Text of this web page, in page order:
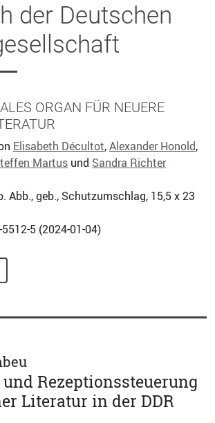
der Deutschen
ORGAN FÜR NEUERE
Elisabeth Décultot,Alexander Honold,
Martus und Sandra Richter
Abb., geb., Schutzumschlag, 15,5 x 23
5 (2024-01-04)
Rezeptionssteuerung
Literatur in der DDR